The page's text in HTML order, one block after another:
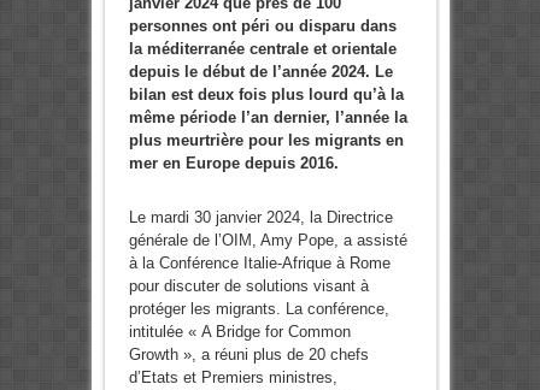
personnes ont péri ou disparu dans
la méditerranée centrale et orientale
depuis le début de l’année 2024. Le
bilan est deux fois plus lourd qu’à la
même période l’an dernier, l’année la
plus meurtrière pour les migrants en
mer en Europe depuis 2016.
Le mardi 30 janvier 2024, la Directrice
générale de l’OIM, Amy Pope, a assisté
à la Conférence Italie-Afrique à Rome
pour discuter de solutions visant à
protéger les migrants. La conférence,
intitulée « A Bridge for Common
Growth », a réuni plus de 20 chefs
d’Etats et Premiers ministres,